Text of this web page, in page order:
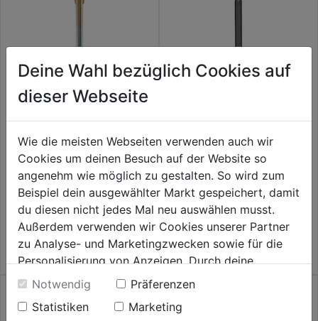
Glasbohrer HM
0.0
0.0
von
Sternen.
13,59€
Spitzmeißel SDS-plus 250mm
0.0 (0)
0.0
von
5
Sternen.
16,99€
Deine Wahl bezüglich Cookies auf
dieser Webseite
Wie die meisten Webseiten verwenden auch wir
Cookies um deinen Besuch auf der Website so
angenehm wie möglich zu gestalten. So wird zum
Beispiel dein ausgewählter Markt gespeichert, damit
du diesen nicht jedes Mal neu auswählen musst.
Außerdem verwenden wir Cookies unserer Partner
zu Analyse- und Marketingzwecken sowie für die
Personalisierung von Anzeigen. Durch deine
Einwilligung werden die Daten von Drittanbieter,
unter anderem auch in den USA, verarbeitet.
Durch Klick auf "Alle Cookies erlauben" stimmst du
Notwendig
Präferenzen
Statistiken
Marketing